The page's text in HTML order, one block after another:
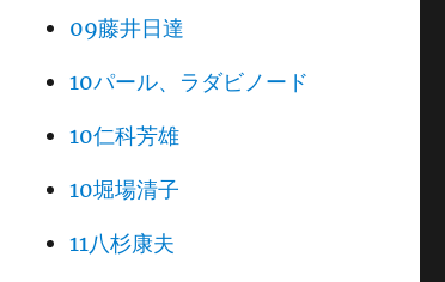
09藤井日達
10パール、ラダビノード
10仁科芳雄
10堀場清子
11八杉康夫